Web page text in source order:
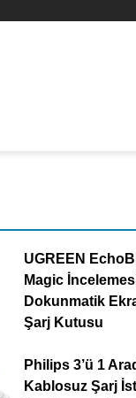
UGREEN
Magic
Dokunmatik
Şarj Kutusu
Philips 3’ü 1
Kablosuz Şarj